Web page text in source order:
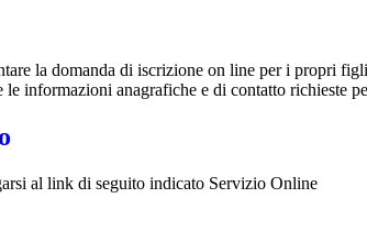
la domanda di iscrizione on line per i propri
informazioni anagrafiche e di contatto richieste
al link di seguito indicato Servizio Online